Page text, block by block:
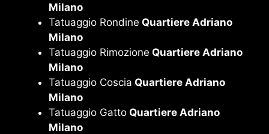
Milano
Tatuaggio Rondine Quartiere Adriano
Milano
Tatuaggio Rimozione Quartiere Adriano
Milano
Tatuaggio Coscia Quartiere Adriano
Milano
Tatuaggio Gatto Quartiere Adriano
Milano